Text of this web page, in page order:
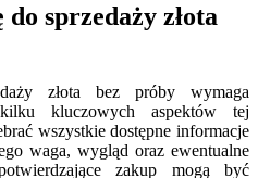
sprzedaży złota
złota bez próby wymaga
kluczowych aspektów tej
wszystkie dostępne informacje
waga, wygląd oraz ewentualne
zakup mogą być